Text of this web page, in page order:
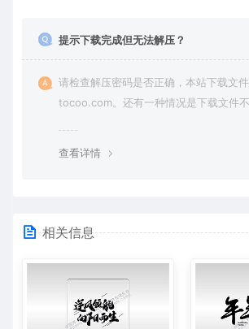
提示下载完成但无法解压？
请检查解压密码是否正确，本站下载文
tocoo.com。还有一种情况是下载文件
查看详情
相关信息